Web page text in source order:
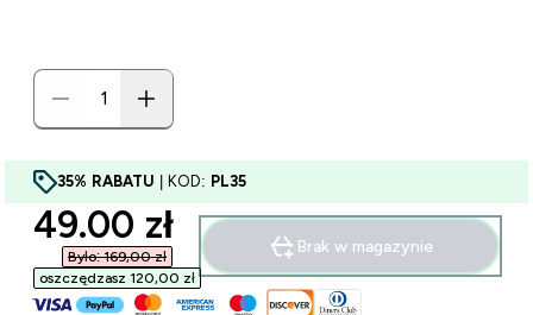
35% RABATU | KOD: PL35
discounted price
49.00 zł‎
Było: 169,00 zł‎
oszczędzasz 120,00 zł‎
Brak w magazynie